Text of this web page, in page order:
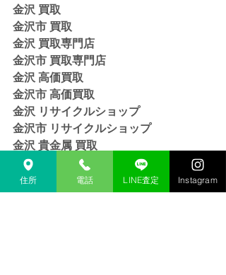
金沢 買取
金沢市 買取
金沢 買取専門店
金沢市 買取専門店
金沢 高価買取
金沢市 高価買取
金沢 リサイクルショップ
金沢市 リサイクルショップ
金沢 貴金属 買取
金沢市 貴金属 買取
金沢 金 買取
金沢市 金 買取
住所 電話 LINE査定 Instagram